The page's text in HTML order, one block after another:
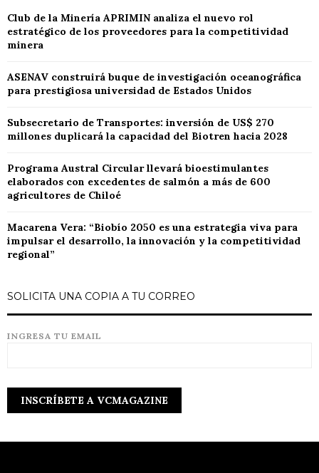
Club de la Minería APRIMIN analiza el nuevo rol
estratégico de los proveedores para la competitividad
minera
ASENAV construirá buque de investigación oceanográfica
para prestigiosa universidad de Estados Unidos
Subsecretario de Transportes: inversión de US$ 270
millones duplicará la capacidad del Biotren hacia 2028
Programa Austral Circular llevará bioestimulantes
elaborados con excedentes de salmón a más de 600
agricultores de Chiloé
Macarena Vera: “Biobío 2050 es una estrategia viva para
impulsar el desarrollo, la innovación y la competitividad
regional”
SOLICITA UNA COPIA A TU CORREO
INGRESA TU EMAIL